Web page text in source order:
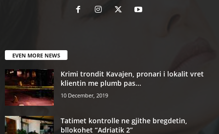
EVEN MORE NEWS
Krimi trondit Kavajen, pronari i lokalit vret
klientin me plumb pas...
10 December, 2019
Tatimet kontrolle ne gjithe bregdetin,
bllokohet “Adriatik 2”